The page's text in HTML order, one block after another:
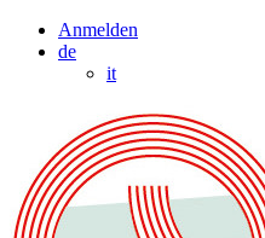
Anmelden
de
it